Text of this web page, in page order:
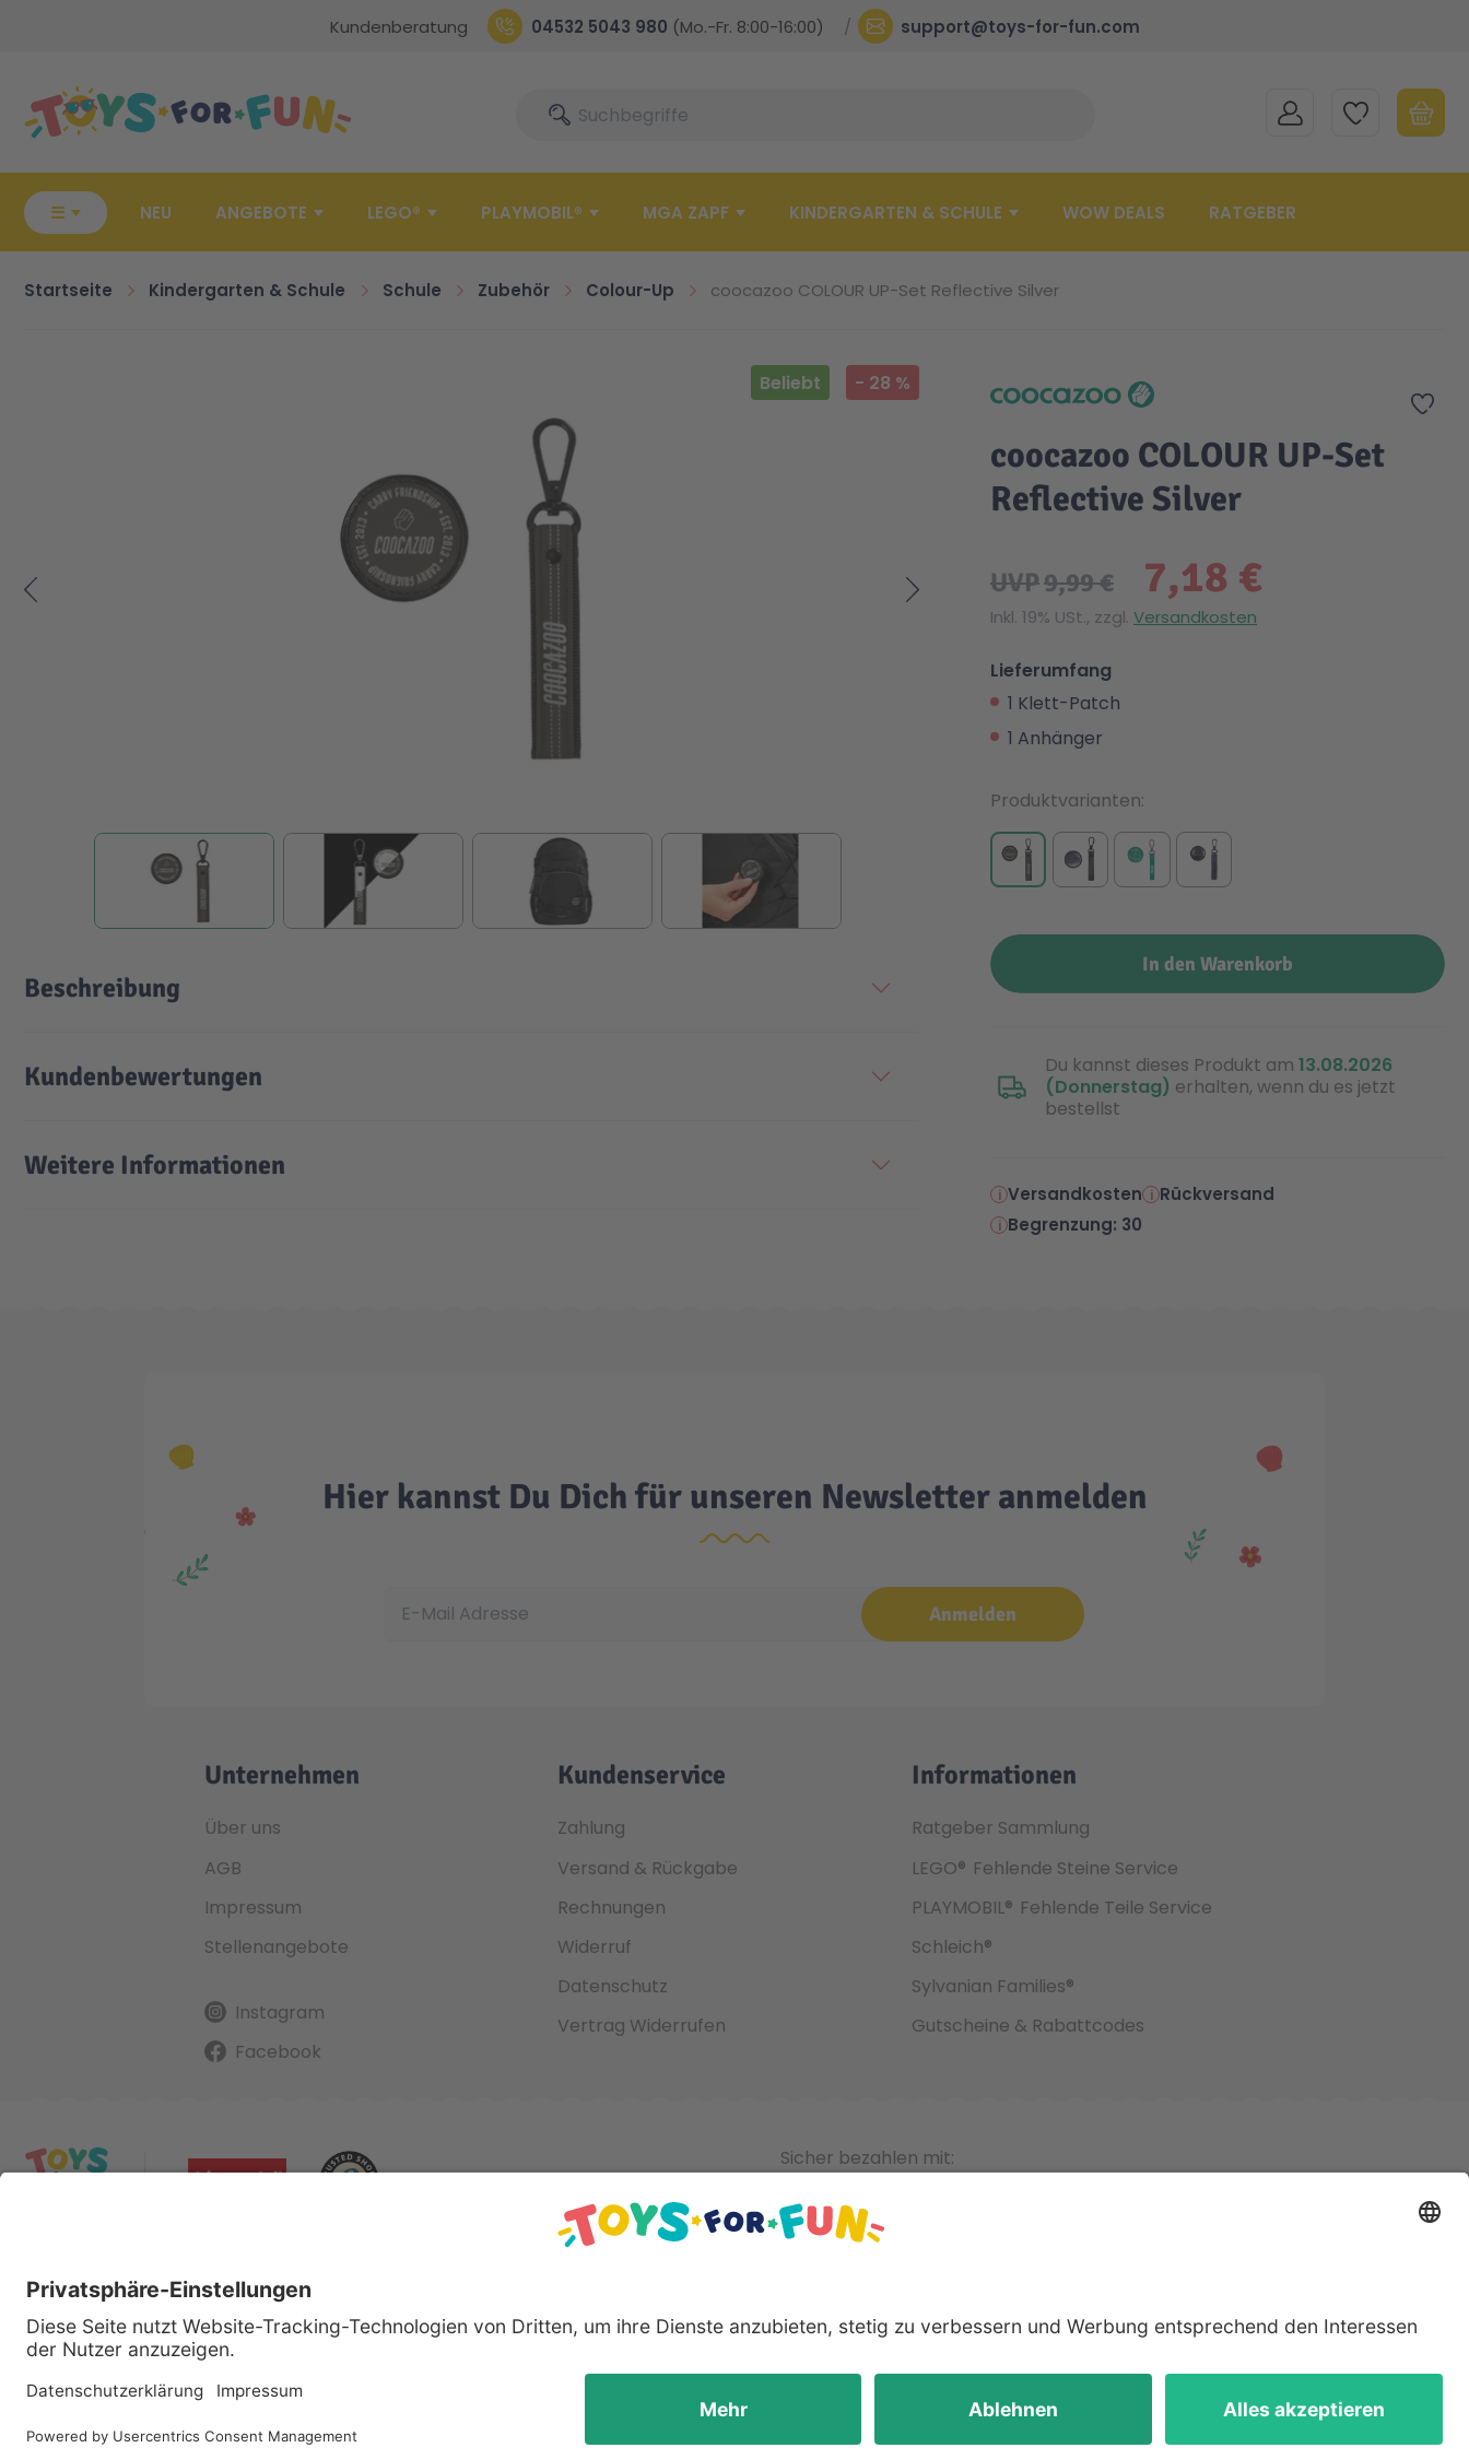
Kundenberatung 04532 5043 980 (Mo.-Fr. 8:00-16:00) support@toys-for-fun.com
SucheSuche MEIN KONTOMEINE WUNSCHLISTE
☰ NEU ANGEBOTE LEGO® PLAYMOBIL® MGA ZAPF KINDERGARTEN & SCHULE WOW DEALS RATGEBER
Startseite Kindergarten & Schule Schule Zubehör Colour-Up coocazoo COLOUR UP-Set Reflective Silver
Beliebt - 28 %
Zur
coocazoo COLOUR UP-Set
Reflective Silver
7,18 €
UVP9,99 €
Inkl. 19% USt., zzgl. Versandkosten
Lieferumfang
1 Klett-Patch
1 Anhänger
In den Warenkorb
Du kannst dieses Produkt am 13.08.2026
(Donnerstag) erhalten, wenn du es jetzt
bestellst
Produktvarianten
Versandkosten
Rückversand
Begrenzung: 30
Beschreibung
Kundenbewertungen
Weitere Informationen
Hier kannst Du Dich für unseren Newsletter anmelden
Anmelden
Unternehmen
Über uns
AGB
Impressum
Stellenangebote
Instagram
Facebook
Kundenservice
Zahlung
Versand & Rückgabe
Rechnungen
Widerruf
Datenschutz
Vertrag Widerrufen
Informationen
Ratgeber Sammlung
LEGO® Fehlende Steine Service
PLAYMOBIL® Fehlende Teile Service
Schleich®
Sylvanian Families®
Gutscheine & Rabattcodes
Sicher bezahlen mit:
Alle genannten Produkte und Logos sind eingetragene Warenzeichen der jeweiligen
Hersteller.
Copyright © 2008 - 2026 Toys for Fun GmbH - Alle Rechte vorbehalten